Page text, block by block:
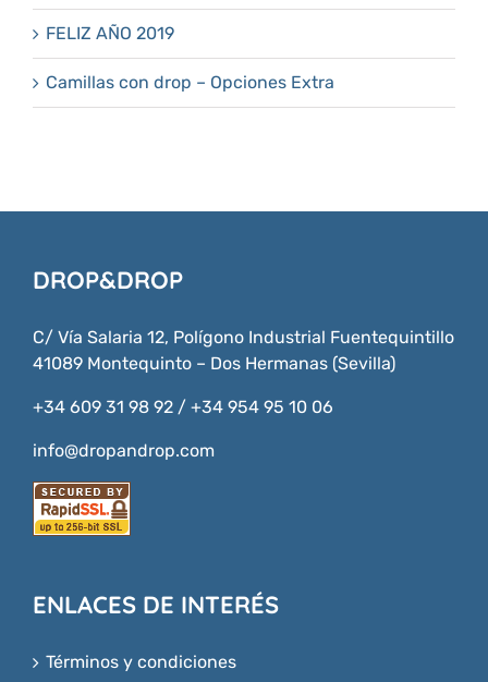
FELIZ AÑO 2019
Camillas con drop – Opciones Extra
DROP&DROP
C/ Vía Salaria 12, Polígono Industrial Fuentequintillo
41089 Montequinto – Dos Hermanas (Sevilla)
+34 609 31 98 92 / +34 954 95 10 06
info@dropandrop.com
ENLACES DE INTERÉS
Términos y condiciones